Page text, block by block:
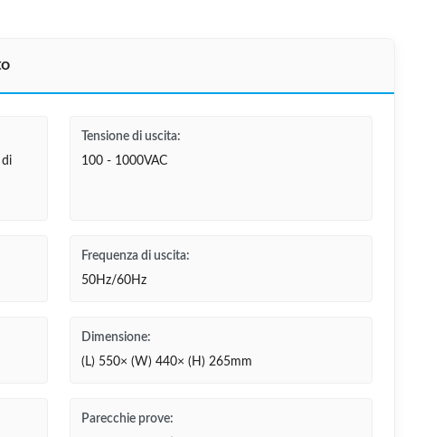
di
Tensione di uscita:
100 - 1000VAC
Frequenza di uscita:
50Hz/60Hz
Dimensione:
(L) 550× (W) 440× (H) 265mm
Parecchie prove: